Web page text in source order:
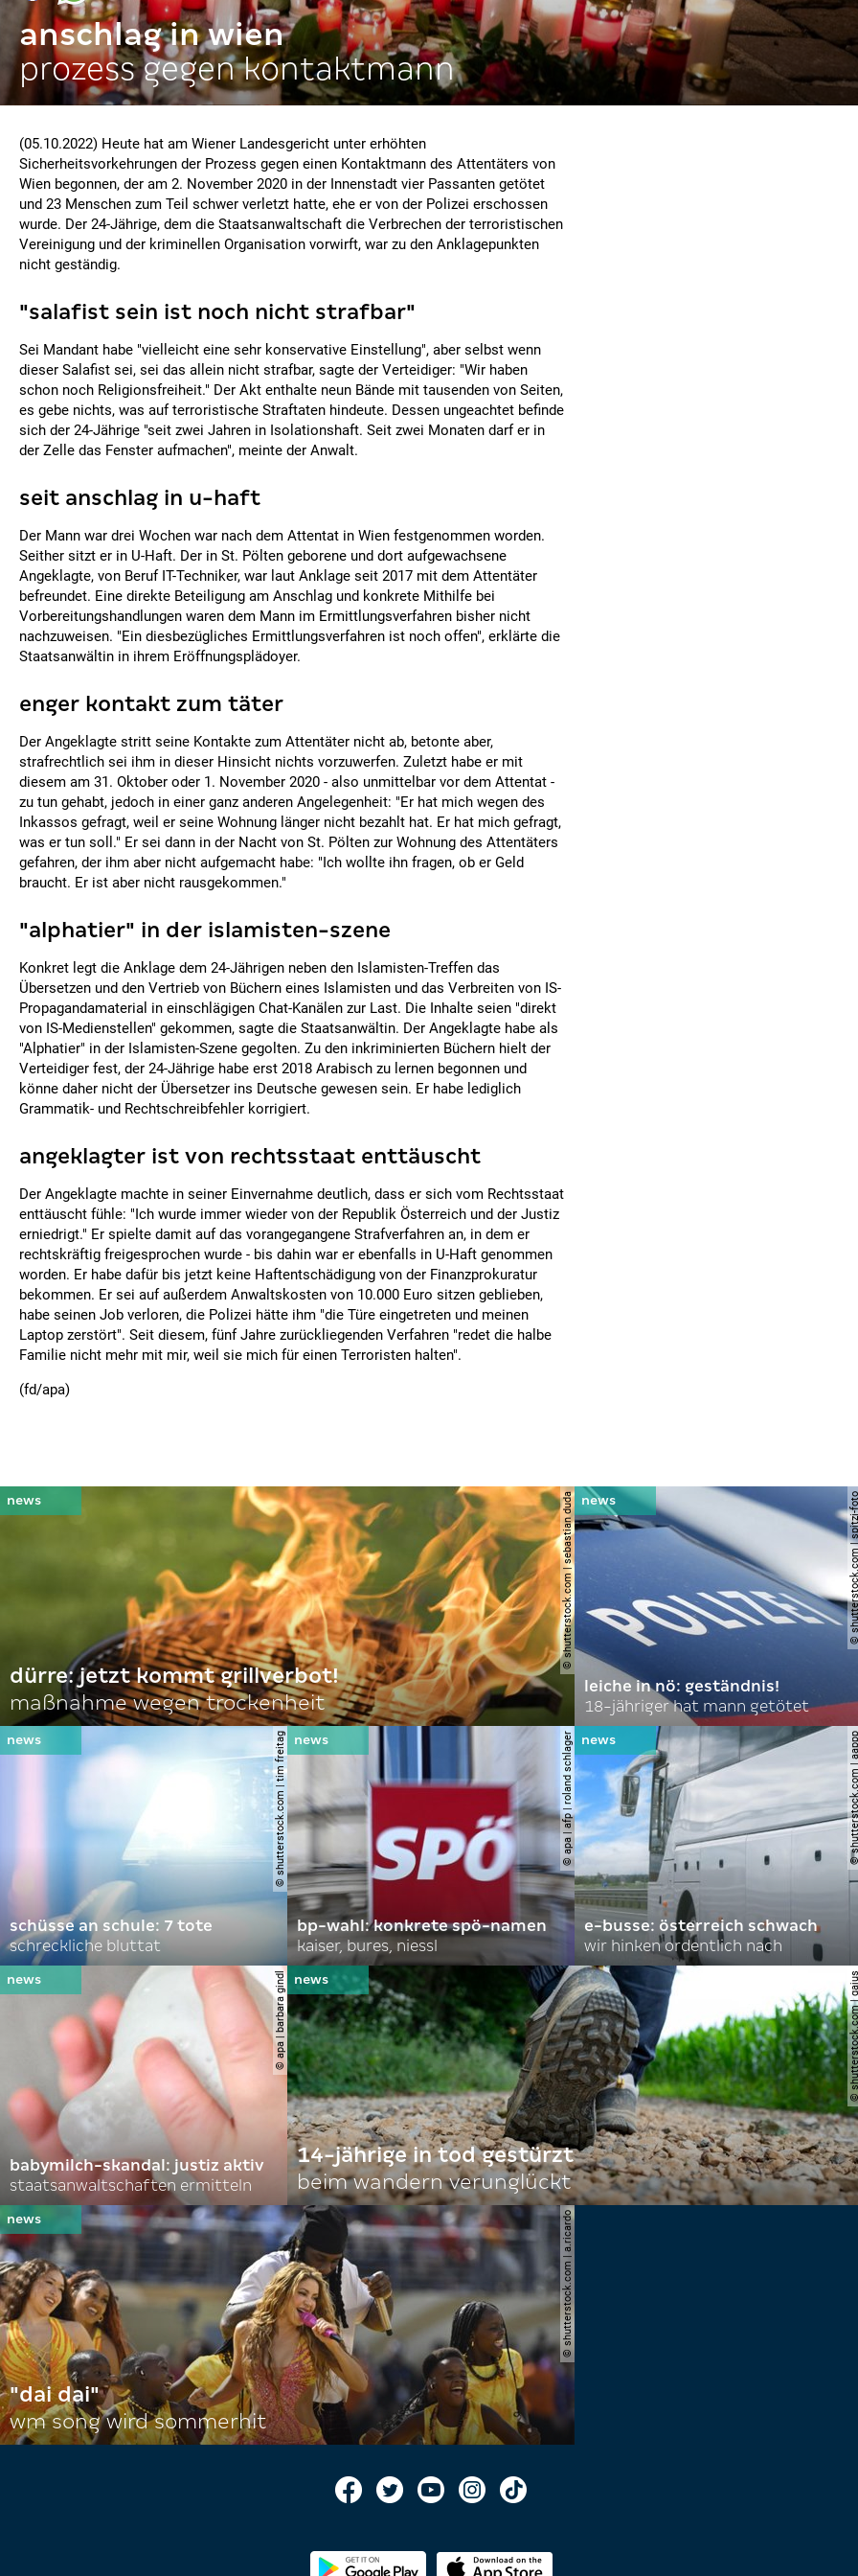
anschlag in wien
prozess gegen kontaktmann
(05.10.2022) Heute hat am Wiener Landesgericht unter erhöhten
Sicherheitsvorkehrungen der Prozess gegen einen Kontaktmann des Attentäters von
Wien begonnen, der am 2. November 2020 in der Innenstadt vier Passanten getötet
und 23 Menschen zum Teil schwer verletzt hatte, ehe er von der Polizei erschossen
wurde. Der 24-Jährige, dem die Staatsanwaltschaft die Verbrechen der terroristischen
Vereinigung und der kriminellen Organisation vorwirft, war zu den Anklagepunkten
nicht geständig.
"salafist sein ist noch nicht strafbar"
Sei Mandant habe "vielleicht eine sehr konservative Einstellung", aber selbst wenn
dieser Salafist sei, sei das allein nicht strafbar, sagte der Verteidiger: "Wir haben
schon noch Religionsfreiheit." Der Akt enthalte neun Bände mit tausenden von Seiten,
es gebe nichts, was auf terroristische Straftaten hindeute. Dessen ungeachtet befinde
sich der 24-Jährige "seit zwei Jahren in Isolationshaft. Seit zwei Monaten darf er in
der Zelle das Fenster aufmachen", meinte der Anwalt.
seit anschlag in u-haft
Der Mann war drei Wochen war nach dem Attentat in Wien festgenommen worden.
Seither sitzt er in U-Haft. Der in St. Pölten geborene und dort aufgewachsene
Angeklagte, von Beruf IT-Techniker, war laut Anklage seit 2017 mit dem Attentäter
befreundet. Eine direkte Beteiligung am Anschlag und konkrete Mithilfe bei
Vorbereitungshandlungen waren dem Mann im Ermittlungsverfahren bisher nicht
nachzuweisen. "Ein diesbezügliches Ermittlungsverfahren ist noch offen", erklärte die
Staatsanwältin in ihrem Eröffnungsplädoyer.
enger kontakt zum täter
Der Angeklagte stritt seine Kontakte zum Attentäter nicht ab, betonte aber,
strafrechtlich sei ihm in dieser Hinsicht nichts vorzuwerfen. Zuletzt habe er mit
diesem am 31. Oktober oder 1. November 2020 - also unmittelbar vor dem Attentat -
zu tun gehabt, jedoch in einer ganz anderen Angelegenheit: "Er hat mich wegen des
Inkassos gefragt, weil er seine Wohnung länger nicht bezahlt hat. Er hat mich gefragt,
was er tun soll." Er sei dann in der Nacht von St. Pölten zur Wohnung des Attentäters
gefahren, der ihm aber nicht aufgemacht habe: "Ich wollte ihn fragen, ob er Geld
braucht. Er ist aber nicht rausgekommen."
"alphatier" in der islamisten-szene
Konkret legt die Anklage dem 24-Jährigen neben den Islamisten-Treffen das
Übersetzen und den Vertrieb von Büchern eines Islamisten und das Verbreiten von IS-
Propagandamaterial in einschlägigen Chat-Kanälen zur Last. Die Inhalte seien "direkt
von IS-Medienstellen" gekommen, sagte die Staatsanwältin. Der Angeklagte habe als
"Alphatier" in der Islamisten-Szene gegolten. Zu den inkriminierten Büchern hielt der
Verteidiger fest, der 24-Jährige habe erst 2018 Arabisch zu lernen begonnen und
könne daher nicht der Übersetzer ins Deutsche gewesen sein. Er habe lediglich
Grammatik- und Rechtschreibfehler korrigiert.
angeklagter ist von rechtsstaat enttäuscht
Der Angeklagte machte in seiner Einvernahme deutlich, dass er sich vom Rechtsstaat
enttäuscht fühle: "Ich wurde immer wieder von der Republik Österreich und der Justiz
erniedrigt." Er spielte damit auf das vorangegangene Strafverfahren an, in dem er
rechtskräftig freigesprochen wurde - bis dahin war er ebenfalls in U-Haft genommen
worden. Er habe dafür bis jetzt keine Haftentschädigung von der Finanzprokuratur
bekommen. Er sei auf außerdem Anwaltskosten von 10.000 Euro sitzen geblieben,
habe seinen Job verloren, die Polizei hätte ihm "die Türe eingetreten und meinen
Laptop zerstört". Seit diesem, fünf Jahre zurückliegenden Verfahren "redet die halbe
Familie nicht mehr mit mir, weil sie mich für einen Terroristen halten".
(fd/apa)
© shutterstock.com | sebastian duda
dürre: jetzt kommt grillverbot!
maßnahme wegen trockenheit
©
leiche in nö: geständnis!
18-jähriger hat mann getötet
© shutterstock.com | tim freitag
schüsse an schule: 7 tote
schreckliche bluttat
© apa | afp | roland schlager
bp-wahl: konkrete spö-namen
kaiser, bures, niessl
©
e-busse: österreich schwach
wir hinken ordentlich nach
© apa | barbara gindl
babymilch-skandal: justiz aktiv
staatsanwaltschaften ermitteln
©
14-jährige in tod gestürzt
beim wandern verunglückt
© shutterstock.com | a.ricardo
"dai dai"
wm song wird sommerhit